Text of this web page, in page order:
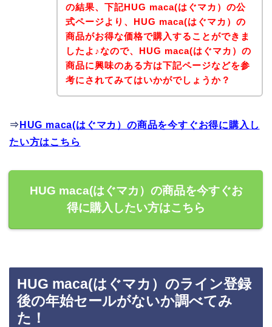
の結果、下記HUG maca(はぐマカ）の公
式ページより、HUG maca(はぐマカ）の
商品がお得な価格で購入することができま
したよ♪なので、HUG maca(はぐマカ）の
商品に興味のある方は下記ページなどを参
考にされてみてはいかがでしょうか？
⇒ HUG maca(はぐマカ）の商品を今すぐお得に購入し
たい方はこちら
HUG maca(はぐマカ）の商品を今すぐお
得に購入したい方はこちら
HUG maca(はぐマカ）のライン登録
後の年始セールがないか調べてみ
た！